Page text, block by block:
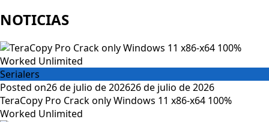
NOTICIAS
Serialers
Posted on26 de julio de 202626 de julio de 2026
TeraCopy Pro Crack only Windows 11 x86-x64 100%
Worked Unlimited